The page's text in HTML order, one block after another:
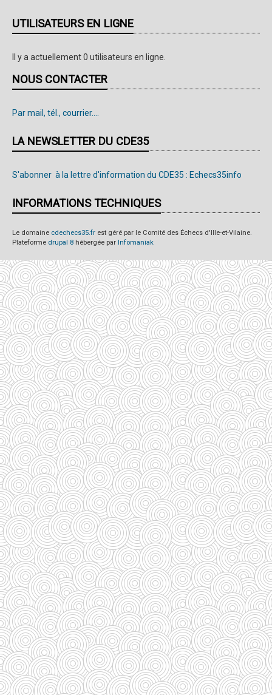
UTILISATEURS EN LIGNE
Il y a actuellement 0 utilisateurs en ligne.
NOUS CONTACTER
Par mail, tél., courrier....
LA NEWSLETTER DU CDE35
S'abonner à la lettre d'information du CDE35 : Echecs35info
INFORMATIONS TECHNIQUES
Le domaine cdechecs35.fr est géré par le Comité des Échecs d'Ille-et-Vilaine.
Plateforme drupal 8 hébergée par Infomaniak